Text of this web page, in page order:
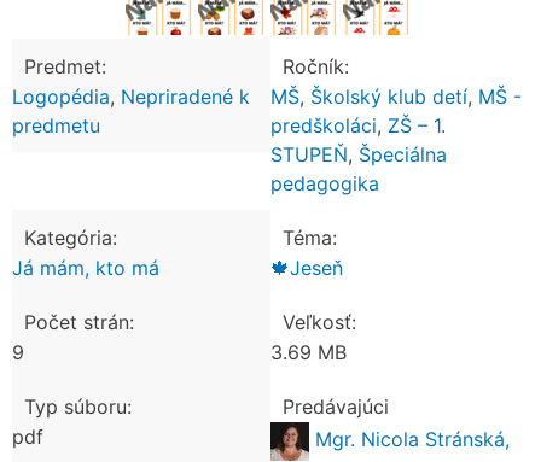
Predmet:
Logopédia, Nepriradené k
predmetu
Ročník:
MŠ, Školský klub detí, MŠ -
predškoláci, ZŠ – 1.
STUPEŇ, Špeciálna
pedagogika
Kategória:
Já mám, kto má
Téma:
🍁Jeseň
Počet strán:
9
Veľkosť:
3.69 MB
Typ súboru:
pdf
Predávajúci
Mgr. Nicola Stránská,